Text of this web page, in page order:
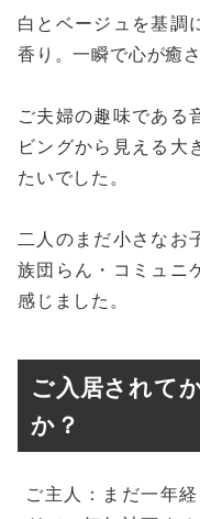
白とベージュを基調
香り。一瞬で心が癒
ご夫婦の趣味である
ビングから見える大
たいでした。
二人のまだ小さなお
族団らん・コミュニ
感じました。
ご入居されて
か？
ご主人：まだ一年